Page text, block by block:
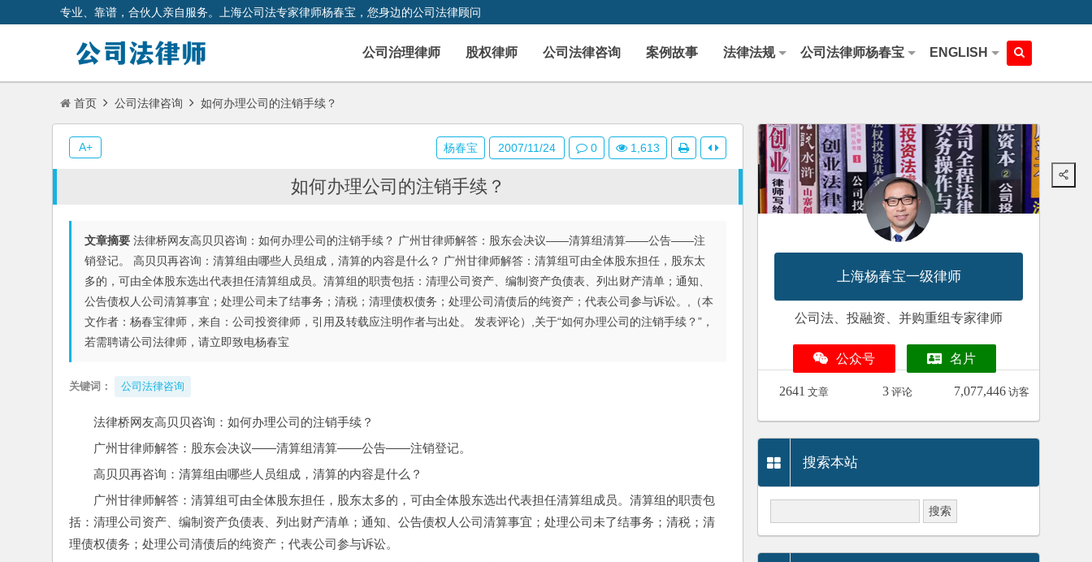
专业、靠谱，合伙人亲自服务。上海公司法专家律师杨春宝，您身边的公司法律顾问
公司治理律师 股权律师 公司法律咨询 案例故事 法律法规 公司法律师杨春宝 ENGLISH
首页 公司法律咨询 如何办理公司的注销手续？
如何办理公司的注销手续？
文章摘要 法律桥网友高贝贝咨询：如何办理公司的注销手续？ 广州甘律师解答：股东会决议――清算组清算――公告――注
销登记。 高贝贝再咨询：清算组由哪些人员组成，清算的内容是什么？ 广州甘律师解答：清算组可由全体股东担任，股东太
多的，可由全体股东选出代表担任清算组成员。清算组的职责包括：清理公司资产、编制资产负债表、列出财产清单；通知、
公告债权人公司清算事宜；处理公司未了结事务；清税；清理债权债务；处理公司清债后的纯资产；代表公司参与诉讼。,（本
文作者：杨春宝律师，来自：公司投资律师，引用及转载应注明作者与出处。 发表评论）,关于“如何办理公司的注销手续？”，
若需聘请公司法律师，请立即致电杨春宝
关键词： 公司法律咨询
法律桥网友高贝贝咨询：如何办理公司的注销手续？
广州甘律师解答：股东会决议――清算组清算――公告――注销登记。
高贝贝再咨询：清算组由哪些人员组成，清算的内容是什么？
广州甘律师解答：清算组可由全体股东担任，股东太多的，可由全体股东选出代表担任清算组成员。清算组的职责包
括：清理公司资产、编制资产负债表、列出财产清单；通知、公告债权人公司清算事宜；处理公司未了结事务；清税；清
理债权债务；处理公司清债后的纯资产；代表公司参与诉讼。
杨春宝 2007/11/24 0 1,613
A+
上海杨春宝一级律师
公司法、投融资、并购重组专家律师
公众号 名片
2641 文章 3 评论 7,077,446 访客
搜索本站